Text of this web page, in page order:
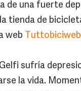
de una fuerte
tienda de
web
sufría
la vida.